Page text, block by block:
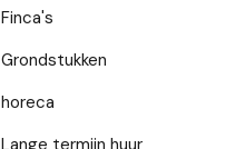
Finca's
Grondstukken
horeca
Lange termijn huur